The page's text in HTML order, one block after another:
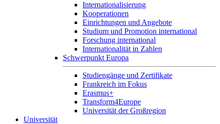
Internationalisierung
Kooperationen
Einrichtungen und Angebote
Studium und Promotion international
Forschung international
Internationalität in Zahlen
Schwerpunkt Europa
Studiengänge und Zertifikate
Frankreich im Fokus
Erasmus+
Transform4Europe
Universität der Großregion
Universität